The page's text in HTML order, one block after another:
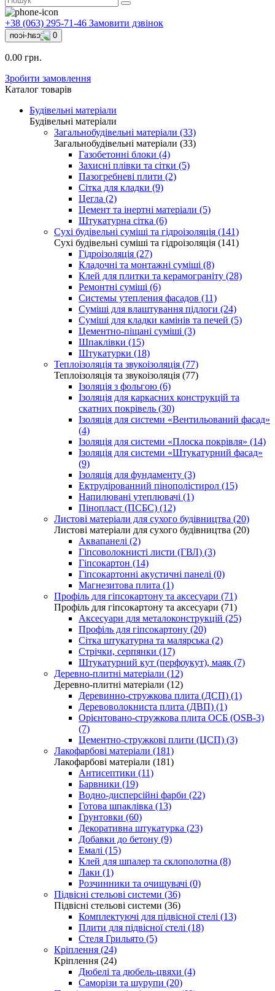
+38 (063) 295-71-46 Замовити дзвінок
0
0.00 грн.
Зробити замовлення
Каталог товарів
Будівельні матеріали
Будівельні матеріали
Загальнобудівельні матеріали (33)
Загальнобудівельні матеріали (33)
Газобетонні блоки (4)
Захисні плівки та сітки (5)
Пазогребневі плити (2)
Сітка для кладки (9)
Цегла (2)
Цемент та інертні матеріали (5)
Штукатурна сітка (6)
Сухі будівельні суміші та гідроізоляція (141)
Сухі будівельні суміші та гідроізоляція (141)
Гідроізоляція (27)
Кладочні та монтажні суміші (8)
Клей для плитки та керамограніту (28)
Ремонтні суміші (6)
Системы утепления фасадов (11)
Суміші для влаштування підлоги (24)
Суміші для кладки камінів та печей (5)
Цементно-піщані суміші (3)
Шпаклівки (15)
Штукатурки (18)
Теплоізоляція та звукоізоляція (77)
Теплоізоляція та звукоізоляція (77)
Ізоляція з фольгою (6)
Ізоляція для каркасних конструкцій та
скатних покрівель (30)
Ізоляція для системи «Вентильований фасад»
(4)
Ізоляція для системи «Плоска покрівля» (14)
Ізоляція для системи «Штукатурний фасад»
(9)
Ізоляція для фундаменту (3)
Ектрудірованний пінополістирол (15)
Напилювані утеплювачі (1)
Пінопласт (ПСБС) (12)
Листові матеріали для сухого будівництва (20)
Листові матеріали для сухого будівництва (20)
Аквапанелі (2)
Гіпсоволокнисті листи (ГВЛ) (3)
Гіпсокартон (14)
Гіпсокартонні акустичні панелі (0)
Магнезитова плита (1)
Профіль для гіпсокартону та аксесуари (71)
Профіль для гіпсокартону та аксесуари (71)
Аксесуари для металоконструкцій (25)
Профіль для гіпсокартону (20)
Сітка штукатурна та малярська (2)
Стрічки, серпянки (17)
Штукатурний кут (перфоукут), маяк (7)
Деревно-плитні матеріали (12)
Деревно-плитні матеріали (12)
Деревинно-стружкова плита (ДСП) (1)
Деревоволокниста плита (ДВП) (1)
Орієнтовано-стружкова плита ОСБ (OSB-3)
(7)
Цементно-стружкові плити (ЦСП) (3)
Лакофарбові матеріали (181)
Лакофарбові матеріали (181)
Антисептики (11)
Барвники (19)
Водно-дисперсійні фарби (22)
Готова шпаклівка (13)
Грунтовки (60)
Декоративна штукатурка (23)
Добавки до бетону (9)
Емалі (15)
Клей для шпалер та склополотна (8)
Лаки (1)
Розчинники та очищувачі (0)
Підвісні стельові системи (36)
Підвісні стельові системи (36)
Комплектуючі для підвісної стелі (13)
Плити для підвісної стелі (18)
Стеля Грильято (5)
Кріплення (24)
Кріплення (24)
Дюбелі та дюбель-цвяхи (4)
Саморізи та шурупи (20)